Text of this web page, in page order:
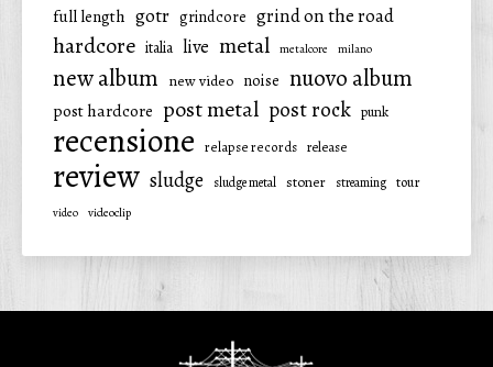
full length gotr grindcore grind on the road
hardcore italia live metal metalcore milano
new album new video noise nuovo album
post hardcore post metal post rock punk
recensione relapse records release
review sludge sludge metal stoner streaming tour
video videoclip